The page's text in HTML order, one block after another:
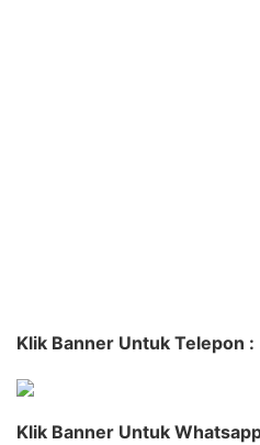
Klik Banner Untuk Telepon :
Klik Banner Untuk